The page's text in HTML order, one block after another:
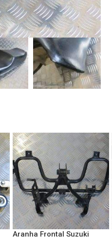
Aranha Frontal Suzuki